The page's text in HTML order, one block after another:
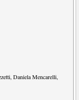
,Daniela Mencarelli,